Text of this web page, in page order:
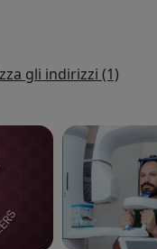
gli indirizzi (1)